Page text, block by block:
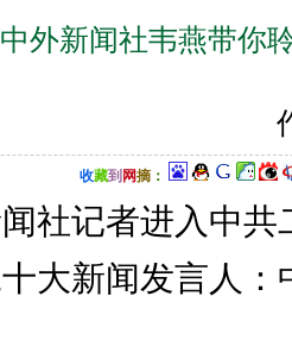
中外新闻社韦燕带你
收藏到 网摘：
社记者进入中
大新闻发言人：